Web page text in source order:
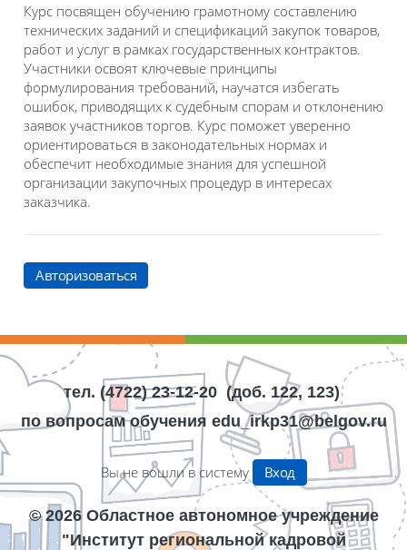
Курс посвящен обучению грамотному составлению
технических заданий и спецификаций закупок товаров,
работ и услуг в рамках государственных контрактов.
Участники освоят ключевые принципы
формулирования требований, научатся избегать
ошибок, приводящих к судебным спорам и отклонению
заявок участников торгов. Курс поможет уверенно
ориентироваться в законодательных нормах и
обеспечит необходимые знания для успешной
организации закупочных процедур в интересах
заказчика.
Авторизоваться
Блоки
тел. (4722) 23-12-20 (доб. 122, 123)
по вопросам обучения edu_irkp31@belgov.ru
Вы не вошли в систему Вход
©2026 Областное автономное учреждение
"Институт региональной кадровой